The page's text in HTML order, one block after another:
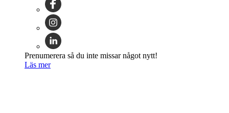
Prenumerera så du inte missar något nytt!
Läs mer